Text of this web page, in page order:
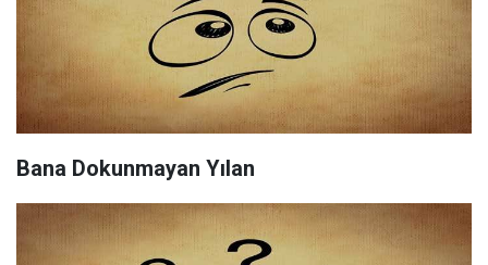
Bana Dokunmayan Yılan